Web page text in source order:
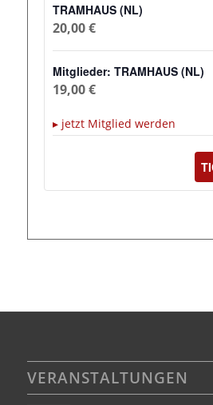
TRAMHAUS (NL)
20,00 €
Mitglieder: TRAMHAUS (NL)
19,00 €
▸ jetzt Mitglied werden
VERANSTALTUNGEN